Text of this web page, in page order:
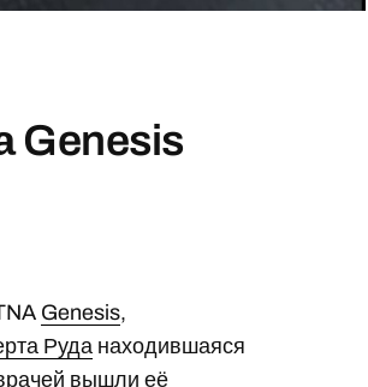
Genesis
Genesis,
Руда находившаяся
вышли её